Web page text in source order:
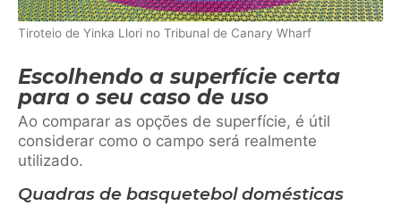
Tiroteio de Yinka Llori no Tribunal de Canary Wharf
Escolhendo a superfície certa
para o seu caso de uso
Ao comparar as opções de superfície, é útil
considerar como o campo será realmente
utilizado.
Quadras de basquetebol domésticas